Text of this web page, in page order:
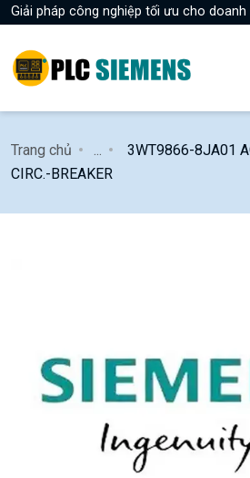
Giải pháp công nghiệp tối ưu cho doanh
Trang chủ
3WT9866-8JA01
CIRC.-BREAKER